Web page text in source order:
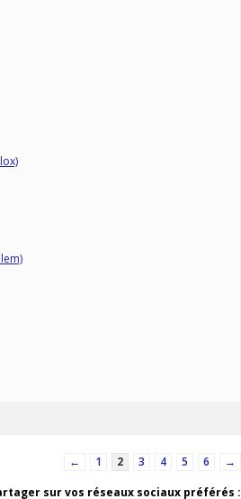
← 1 2 3 4 5 6
→
sur vos réseaux sociaux préférés :